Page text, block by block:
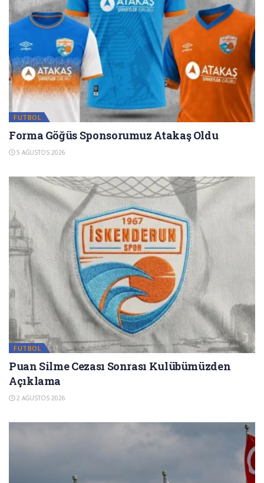
FUTBOL
Forma Göğüs Sponsorumuz Atakaş Oldu
5 AĞUSTOS 2026
FUTBOL
Puan Silme Cezası Sonrası Kulübümüzden
Açıklama
2 AĞUSTOS 2026